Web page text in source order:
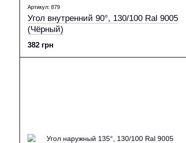
Артикул: 879
Угол внутренний 90°, 130/100 Ral 9005
(Чёрный)
382 грн